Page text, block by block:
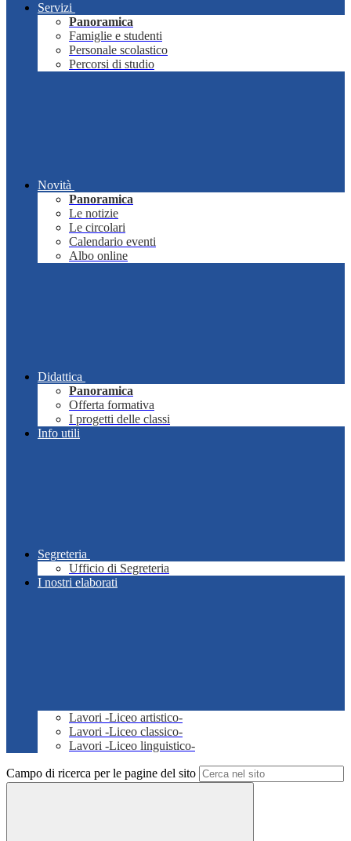
Servizi
Panoramica
Famiglie e studenti
Personale scolastico
Percorsi di studio
Novità
Panoramica
Le notizie
Le circolari
Calendario eventi
Albo online
Didattica
Panoramica
Offerta formativa
I progetti delle classi
Info utili
Segreteria
Ufficio di Segreteria
I nostri elaborati
Lavori -Liceo artistico-
Lavori -Liceo classico-
Lavori -Liceo linguistico-
Campo di ricerca per le pagine del sito